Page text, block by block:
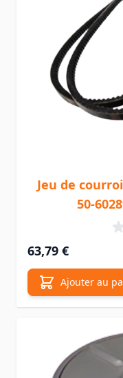
Jeu de
50-
63,79 €
Ajouter au